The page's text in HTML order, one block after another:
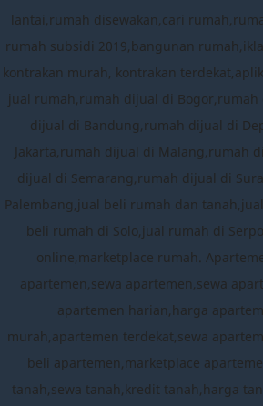
lantai,rumah disewakan,cari
rumah subsidi 2019,bangunan
kontrakan murah, kontrakan
jual rumah,rumah dijual di Bogor,rumah
dijual di Bandung,rumah dijual di
Jakarta,rumah dijual di Malang,rumah
dijual di Semarang,rumah dijual di
Palembang,jual beli rumah dan
beli rumah di Solo,jual rumah di
online,marketplace rumah.
apartemen,sewa apartemen,sewa
apartemen harian,harga
murah,apartemen terdekat,sewa
beli apartemen,marketplace
tanah,sewa tanah,kredit tanah,harga